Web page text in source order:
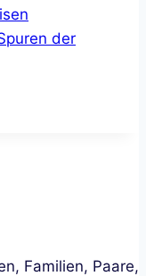
der
Familien, Paare,